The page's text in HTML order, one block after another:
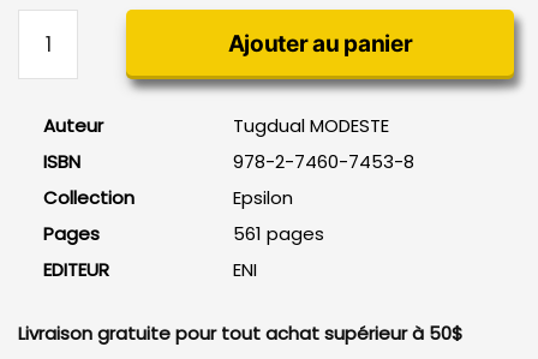
SAS
Guide
Ajouter au panier
Auteur
Tugdual MODESTE
ISBN
978-2-7460-7453-8
Collection
Epsilon
Pages
561 pages
EDITEUR
ENI
Livraison gratuite pour tout achat supérieur à 50$